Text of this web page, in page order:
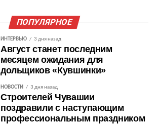
ПОПУЛЯРНОЕ
ИНТЕРВЬЮ 3 дня назад
Август станет последним
месяцем ожидания для
дольщиков «Кувшинки»
НОВОСТИ 3 дня назад
Строителей Чувашии
поздравили с наступающим
профессиональным праздником